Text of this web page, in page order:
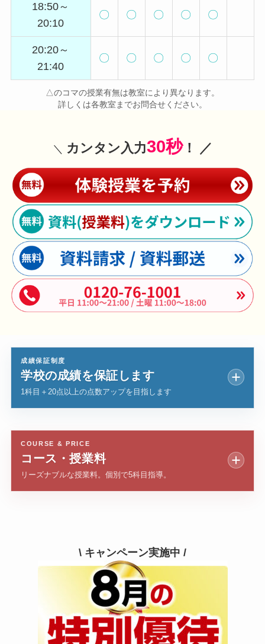
18:50～
20:10
〇 〇 〇 〇 〇
20:20～
21:40
〇 〇 〇 〇 〇
△のコマの授業有無は教室により異なります。
詳しくは各教室までお問合せください。
＼ カンタン入力30秒！ ／
成績保証制度
学校の成績を保証します
1科目＋20点以上の点数アップを目指します
COURSE & PRICE
コース・授業料
リーズナブルな授業料。個別で5科目指導。
\ キャンペーン実施中 /